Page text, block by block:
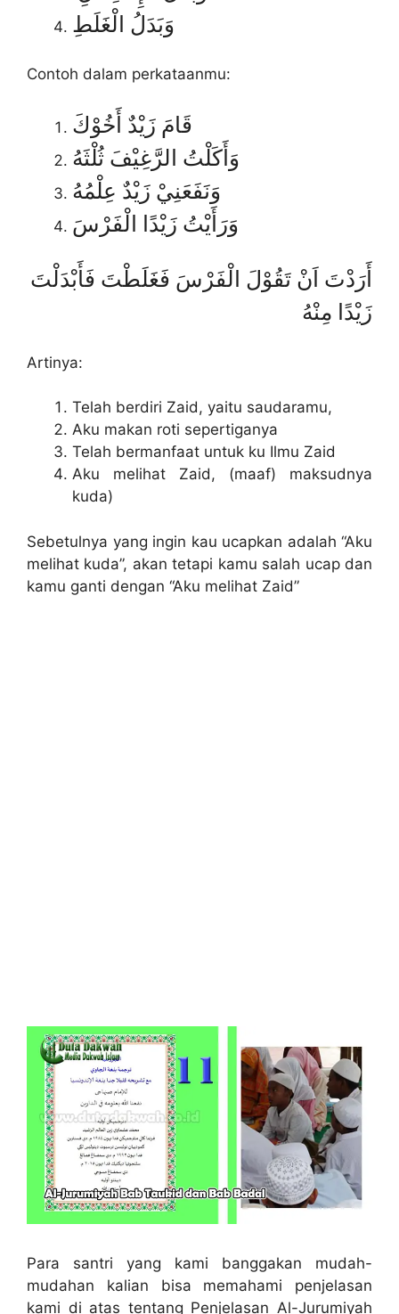
وَبَدَلُ الْغَلَطِ
Contoh dalam perkataanmu:
قَامَ زَيْدٌ أَخُوْكَ
وَأَكَلْتُ الرَّغِيْفَ ثُلْثَهُ
وَنَفَعَنِيْ زَيْدٌ عِلْمُهُ
وَرَأَيْتُ زَيْدًا الْفَرْسَ
أَرَدْتَ اَنْ تَقُوْلَ الْفَرْسَ فَغَلَطْتَ فَأَبْدَلْتَ
زَيْدًا مِنْهُ
Artinya:
Telah berdiri Zaid, yaitu saudaramu,
Aku makan roti sepertiganya
Telah bermanfaat untuk ku Ilmu Zaid
Aku melihat Zaid, (maaf) maksudnya
kuda)
Sebetulnya yang ingin kau ucapkan adalah “Aku
melihat kuda”, akan tetapi kamu salah ucap dan
kamu ganti dengan “Aku melihat Zaid”
Para santri yang kami banggakan mudah-
mudahan kalian bisa memahami penjelasan
kami di atas tentang Penjelasan Al-Jurumiyah